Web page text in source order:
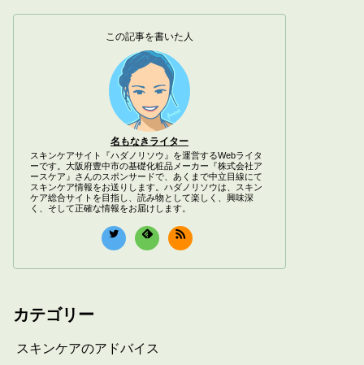
この記事を書いた人
名もなきライター
スキンケアサイト『ハダノリソウ』を運営するWebライタ
ーです。大阪府豊中市の基礎化粧品メーカー『株式会社ア
ースケア』さんのスポンサードで、あくまで中立目線にて
スキンケア情報をお送りします。ハダノリソウは、スキン
ケア総合サイトを目指し、読み物として楽しく、興味深
く、そして正確な情報をお届けします。
カテゴリー
スキンケアのアドバイス